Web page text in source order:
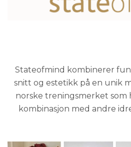
Stateofmind kombinerer
snitt og estetikk på en unik
norske treningsmerket som
kombinasjon med andre